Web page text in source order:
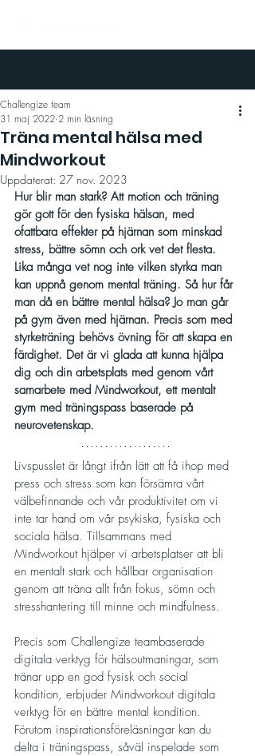
Träna mental hälsa med
Mindworkout
Challengize team
31 maj 2022 2 min läsning
Uppdaterat: 27 nov. 2023
Hur blir man stark? Att motion och träning
gör gott för den fysiska hälsan, med
ofattbara effekter på hjärnan som minskad
stress, bättre sömn och ork vet det flesta.
Lika många vet nog inte vilken styrka man
kan uppnå genom mental träning. Så hur får
man då en bättre mental hälsa? Jo man går
på gym även med hjärnan. Precis som med
styrketräning behövs övning för att skapa en
färdighet. Det är vi glada att kunna hjälpa
dig och din arbetsplats med genom vårt
samarbete med Mindworkout, ett mentalt
gym med träningspass baserade på
neurovetenskap.
Livspusslet är långt ifrån lätt att få ihop med
press och stress som kan försämra vårt
välbefinnande och vår produktivitet om vi
inte tar hand om vår psykiska, fysiska och
sociala hälsa. Tillsammans med
Mindworkout hjälper vi arbetsplatser att bli
en mentalt stark och hållbar organisation
genom att träna allt från fokus, sömn och
stresshantering till minne och mindfulness.
Precis som Challengize teambaserade
digitala verktyg för hälsoutmaningar, som
tränar upp en god fysisk och social
kondition, erbjuder Mindworkout digitala
verktyg för en bättre mental kondition.
Förutom inspirationsföreläsningar kan du
delta i träningspass, såväl inspelade som